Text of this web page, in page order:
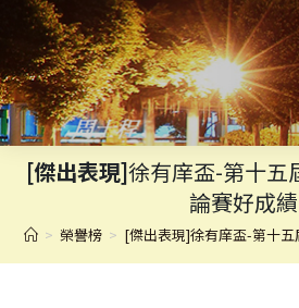
轉
至
主
[傑出表現]徐有庠盃-第十五
論賽好成績
> 榮譽榜 > [傑出表現]徐有庠盃-第十五